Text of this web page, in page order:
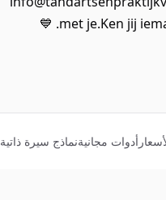
met je.Ken jij
أدوات مجانيةنماذج سيرة ذاتية